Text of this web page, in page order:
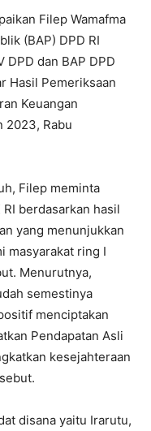
Filep Wamafma
(BAP) DPD RI
DPD dan BAP DPD
Hasil Pemeriksaan
Keuangan
2023, Rabu
Filep meminta
berdasarkan hasil
yang menunjukkan
masyarakat ring I
Menurutnya,
semestinya
menciptakan
Pendapatan Asli
kesejahteraan
disana yaitu Irarutu,